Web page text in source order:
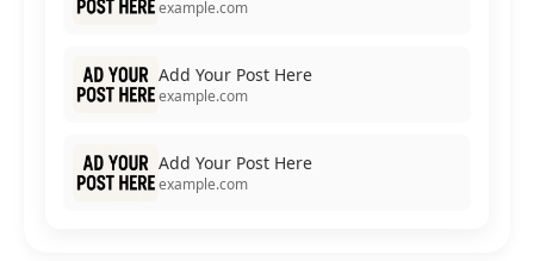
example.com
Add Your Post Here
example.com
Add Your Post Here
example.com